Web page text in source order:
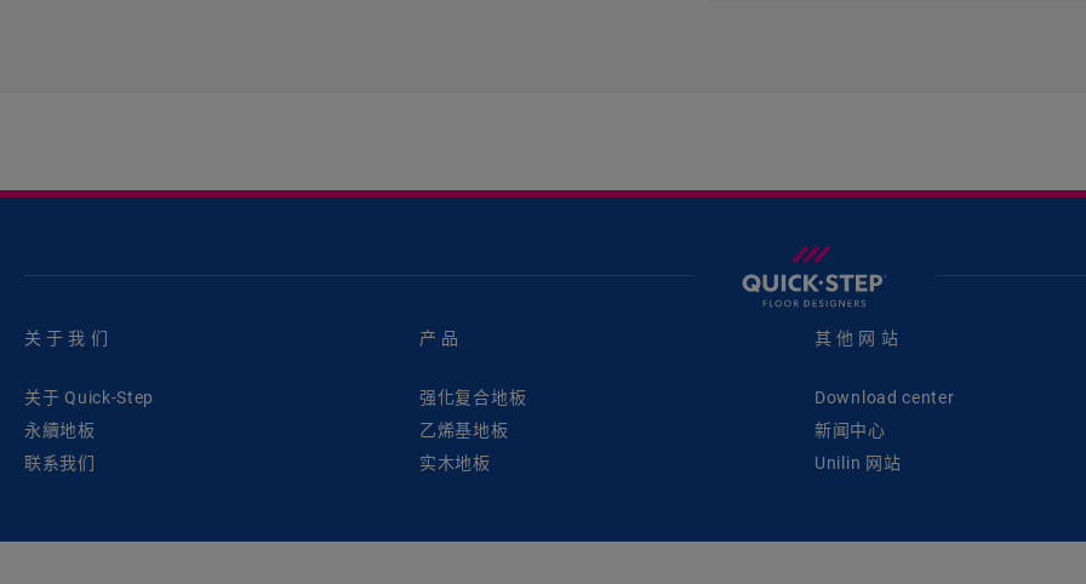
关于我们
关于 Quick-Step
永續地板
联系我们
产品
强化复合地板
乙烯基地板
实木地板
其他网站
Download center
新闻中心
Unilin 网站